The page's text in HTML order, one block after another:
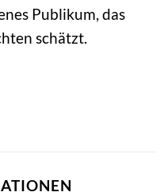
Publikum, das
schätzt.